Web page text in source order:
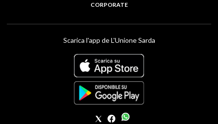
CORPORATE
Scarica l'app de L'Unione Sarda